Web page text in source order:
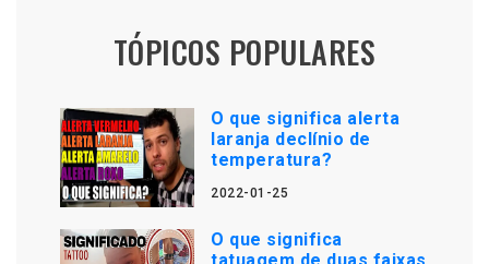
TÓPICOS POPULARES
O que significa alerta
laranja declínio de
temperatura?
2022-01-25
O que significa